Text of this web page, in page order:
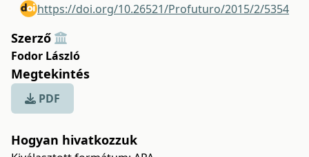
https://doi.org/10.26521/Profuturo/2015/2/5354
Szerző
Fodor László
Megtekintés
PDF
Hogyan hivatkozzuk